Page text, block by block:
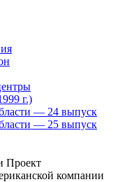
г.)
— 24 выпуск
— 25 выпуск
Проект
компании